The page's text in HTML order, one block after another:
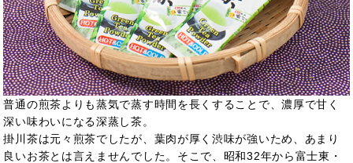
普通の煎茶よりも蒸気で蒸す時間を長くすることで、濃厚で甘く
深い味わいになる深蒸し茶。
掛川茶は元々煎茶でしたが、葉肉が厚く渋味が強いため、あまり
良いお茶とは言えませんでした。そこで、昭和32年から富士東・